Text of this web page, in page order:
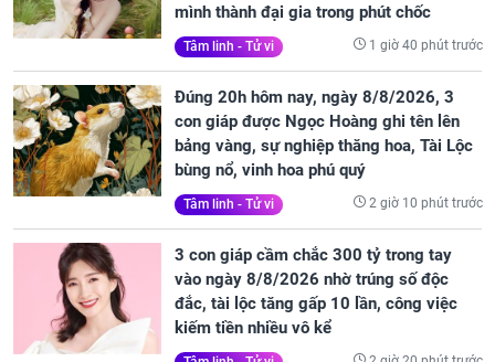
mình thành đại gia trong phút chốc
Tâm linh - Tử vi 1 giờ 40 phút trước
Đúng 20h hôm nay, ngày 8/8/2026, 3
con giáp được Ngọc Hoàng ghi tên lên
bảng vàng, sự nghiệp thăng hoa, Tài Lộc
bùng nổ, vinh hoa phú quý
Tâm linh - Tử vi 2 giờ 10 phút trước
3 con giáp cầm chắc 300 tỷ trong tay
vào ngày 8/8/2026 nhờ trúng số độc
đắc, tài lộc tăng gấp 10 lần, công việc
kiếm tiền nhiều vô kể